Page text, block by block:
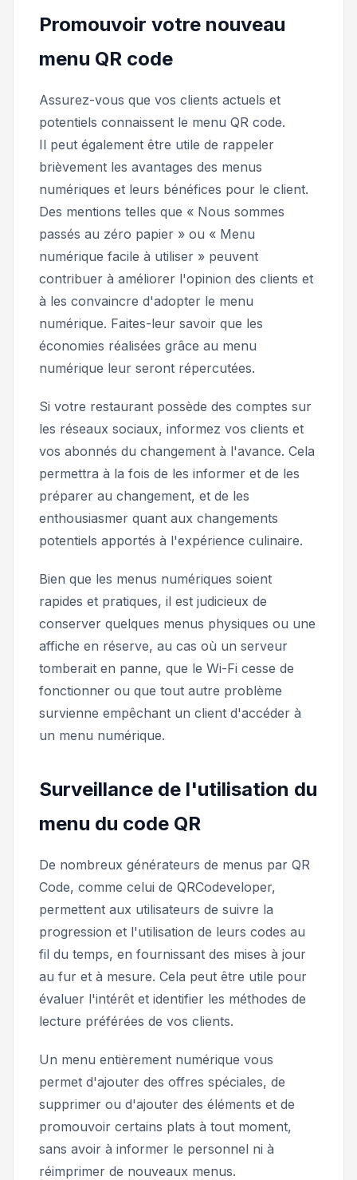
Promouvoir votre nouveau
menu QR code
Assurez-vous que vos clients actuels et
potentiels connaissent le menu QR code.
Il peut également être utile de rappeler
brièvement les avantages des menus
numériques et leurs bénéfices pour le client.
Des mentions telles que « Nous sommes
passés au zéro papier » ou « Menu
numérique facile à utiliser » peuvent
contribuer à améliorer l'opinion des clients et
à les convaincre d'adopter le menu
numérique. Faites-leur savoir que les
économies réalisées grâce au menu
numérique leur seront répercutées.
Si votre restaurant possède des comptes sur
les réseaux sociaux, informez vos clients et
vos abonnés du changement à l'avance. Cela
permettra à la fois de les informer et de les
préparer au changement, et de les
enthousiasmer quant aux changements
potentiels apportés à l'expérience culinaire.
Bien que les menus numériques soient
rapides et pratiques, il est judicieux de
conserver quelques menus physiques ou une
affiche en réserve, au cas où un serveur
tomberait en panne, que le Wi-Fi cesse de
fonctionner ou que tout autre problème
survienne empêchant un client d'accéder à
un menu numérique.
Surveillance de l'utilisation du
menu du code QR
De nombreux générateurs de menus par QR
Code, comme celui de QRCodeveloper,
permettent aux utilisateurs de suivre la
progression et l'utilisation de leurs codes au
fil du temps, en fournissant des mises à jour
au fur et à mesure. Cela peut être utile pour
évaluer l'intérêt et identifier les méthodes de
lecture préférées de vos clients.
Un menu entièrement numérique vous
permet d'ajouter des offres spéciales, de
supprimer ou d'ajouter des éléments et de
promouvoir certains plats à tout moment,
sans avoir à informer le personnel ni à
réimprimer de nouveaux menus.